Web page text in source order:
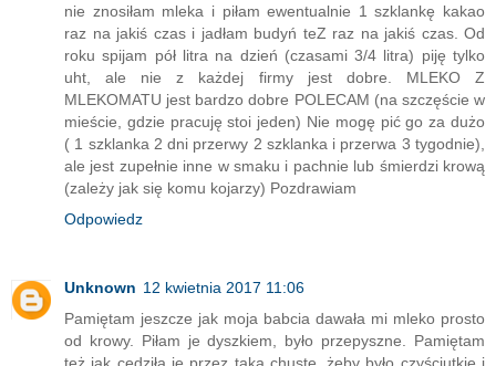
nie znosiłam mleka i piłam ewentualnie 1 szklankę kakao
raz na jakiś czas i jadłam budyń teZ raz na jakiś czas. Od
roku spijam pół litra na dzień (czasami 3/4 litra) piję tylko
uht, ale nie z każdej firmy jest dobre. MLEKO Z
MLEKOMATU jest bardzo dobre POLECAM (na szczęście w
mieście, gdzie pracuję stoi jeden) Nie mogę pić go za dużo
( 1 szklanka 2 dni przerwy 2 szklanka i przerwa 3 tygodnie),
ale jest zupełnie inne w smaku i pachnie lub śmierdzi krową
(zależy jak się komu kojarzy) Pozdrawiam
Odpowiedz
Unknown 12 kwietnia 2017 11:06
Pamiętam jeszcze jak moja babcia dawała mi mleko prosto
od krowy. Piłam je dyszkiem, było przepyszne. Pamiętam